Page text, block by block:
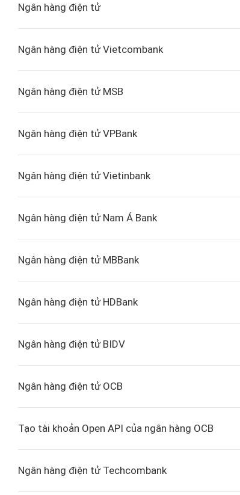
Ngân hàng điện tử
Ngân hàng điện tử Vietcombank
Ngân hàng điện tử MSB
Ngân hàng điện tử VPBank
Ngân hàng điện tử Vietinbank
Ngân hàng điện tử Nam Á Bank
Ngân hàng điện tử MBBank
Ngân hàng điện tử HDBank
Ngân hàng điện tử BIDV
Ngân hàng điện tử OCB
Tạo tài khoản Open API của ngân hàng OCB
Ngân hàng điện tử Techcombank